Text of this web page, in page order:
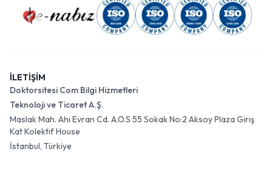
İLETİŞİM
Doktorsitesi Com Bilgi Hizmetleri
Teknoloji ve Ticaret A.Ş.
Maslak Mah. Ahi Evran Cd. A.O.S 55 Sokak No:2 Aksoy Plaza Giriş
Kat Kolektif House
İstanbul, Türkiye